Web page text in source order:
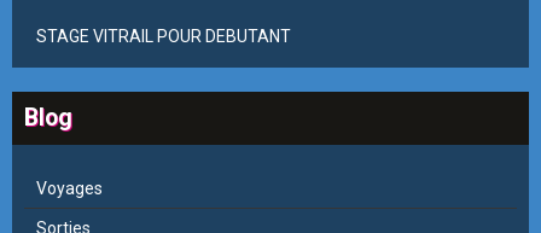
STAGE VITRAIL POUR DEBUTANT
Blog
Voyages
Sorties